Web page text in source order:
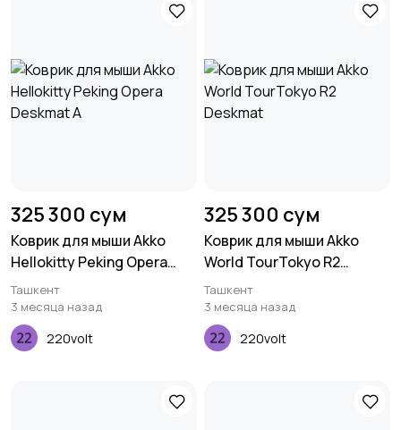
Накопители данных и
картридеры20
Программное
обеспечение1
Аксессуары 85
Периферийные
устройства
325 300 сум
Коврик для мыши Akko
Hellokitty Peking Opera
Deskmat A
Ташкент
3 месяца назад
220volt
325 300 сум
Коврик для мыши Akko
World TourTokyo R2
Deskmat
Ташкент
3 месяца назад
220volt